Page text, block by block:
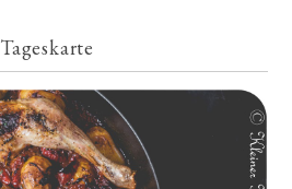
Tageskarte